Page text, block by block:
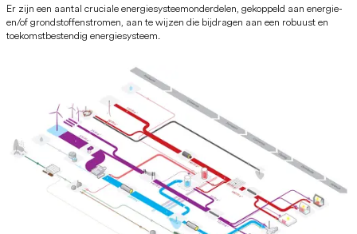
Er zijn een aantal cruciale energiesysteemonderdelen, gekoppeld aan energie-
en/of grondstoffenstromen, aan te wijzen die bijdragen aan een robuust en
toekomstbestendig energiesysteem.